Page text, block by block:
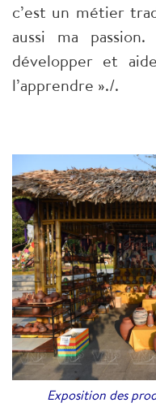
c’est un métier
aussi ma
développer et
l’apprendre »./.
Exposition des